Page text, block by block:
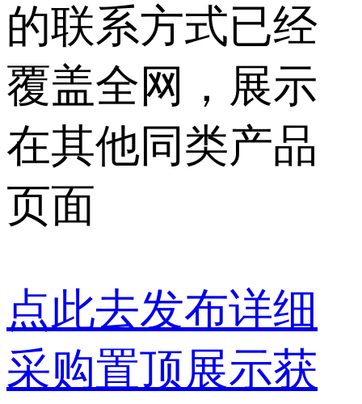
的联系方式已经
覆盖全网，展示
在其他同类产品
页面
点此去发布详细
采购置顶展示获